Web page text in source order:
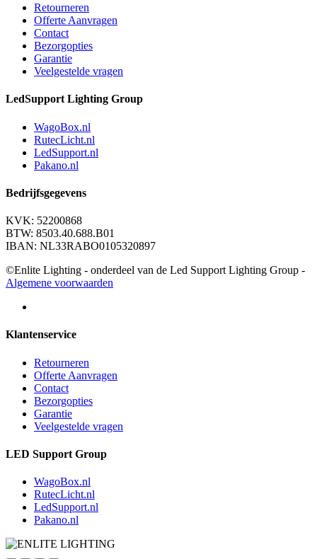
Retourneren
Offerte Aanvragen
Contact
Bezorgopties
Garantie
Veelgestelde vragen
LedSupport Lighting Group
WagoBox.nl
RutecLicht.nl
LedSupport.nl
Pakano.nl
Bedrijfsgegevens
KVK: 52200868
BTW: 8503.40.688.B01
IBAN: NL33RABO0105320897
©Enlite Lighting - onderdeel van de Led Support Lighting Group -
Algemene voorwaarden
Klantenservice
Retourneren
Offerte Aanvragen
Contact
Bezorgopties
Garantie
Veelgestelde vragen
LED Support Group
WagoBox.nl
RutecLicht.nl
LedSupport.nl
Pakano.nl